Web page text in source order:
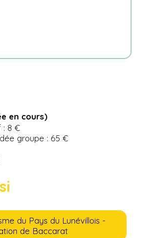
en cours)
: 8 €
groupe : 65 €
du Pays du Lunévillois -
de Baccarat